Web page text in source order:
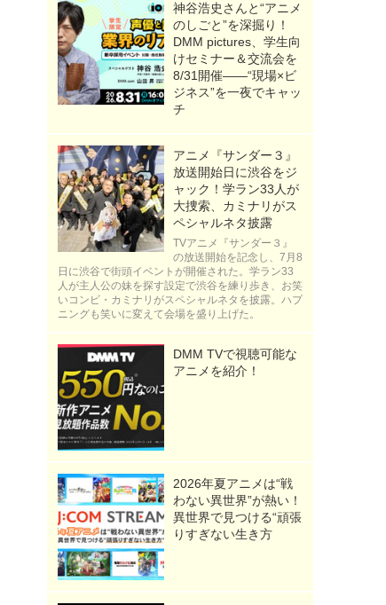
神谷浩史さんと“アニメ
のしごと”を深掘り！
DMM pictures、学生向
けセミナー＆交流会を
8/31開催――“現場×ビ
ジネス”を一夜でキャッ
チ
アニメ『サンダー３』
放送開始日に渋谷をジ
ャック！学ラン33人が
大捜索、カミナリがス
ペシャルネタ披露
TVアニメ『サンダー３』
の放送開始を記念し、7月8
日に渋谷で街頭イベントが開催された。学ラン33
人が主人公の妹を探す設定で渋谷を練り歩き、お笑
いコンビ・カミナリがスペシャルネタを披露。ハプ
ニングも笑いに変えて会場を盛り上げた。
DMM TVで視聴可能な
アニメを紹介！
2026年夏アニメは“戦
わない異世界”が熱い！
異世界で見つける“頑張
りすぎない生き方